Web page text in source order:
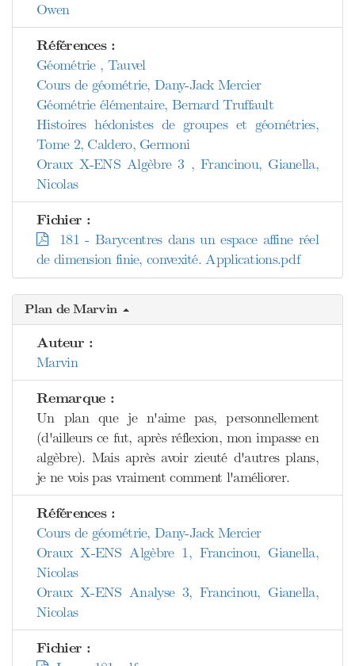
Owen
Références :
Géométrie , Tauvel
Cours de géométrie, Dany-Jack Mercier
Géométrie élémentaire, Bernard Truffault
Histoires hédonistes de groupes et géométries,
Tome 2, Caldero, Germoni
Oraux X-ENS Algèbre 3 , Francinou, Gianella,
Nicolas
Fichier :
181 - Barycentres dans un espace affine réel
de dimension finie, convexité. Applications.pdf
Plan de Marvin
Auteur :
Marvin
Remarque :
Un plan que je n'aime pas, personnellement
(d'ailleurs ce fut, après réflexion, mon impasse en
algèbre). Mais après avoir zieuté d'autres plans,
je ne vois pas vraiment comment l'améliorer.
Références :
Cours de géométrie, Dany-Jack Mercier
Oraux X-ENS Algèbre 1, Francinou, Gianella,
Nicolas
Oraux X-ENS Analyse 3, Francinou, Gianella,
Nicolas
Fichier :